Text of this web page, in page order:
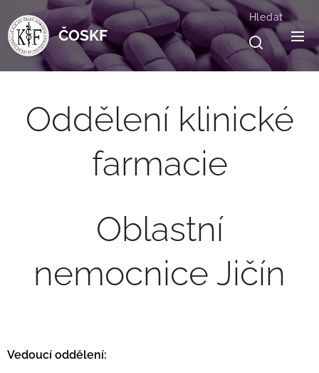
ČOSKF
Hledat
Oddělení klinické
farmacie
Oblastní
nemocnice Jičín
Vedoucí oddělení: